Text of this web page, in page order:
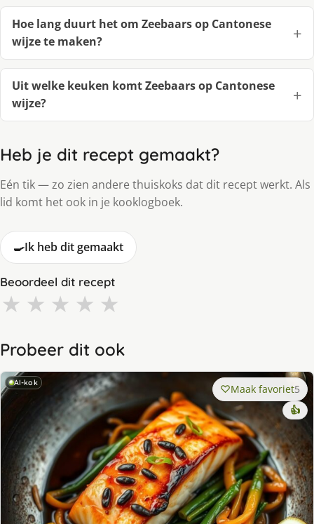
Hoe lang duurt het om Zeebaars op Cantonese
wijze te maken?
Uit welke keuken komt Zeebaars op Cantonese
wijze?
Heb je dit recept gemaakt?
Eén tik — zo zien andere thuiskoks dat dit recept werkt. Als
lid komt het ook in je kooklogboek.
🍳Ik heb dit gemaakt
Beoordeel dit recept
★ ★ ★ ★ ★
Probeer dit ook
AI-kok Maak favoriet5
👍